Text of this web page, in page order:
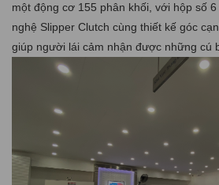
một động cơ 155 phân khối, với hộp số
nghệ Slipper Clutch cùng thiết kế góc
giúp người lái cảm nhận được những cú